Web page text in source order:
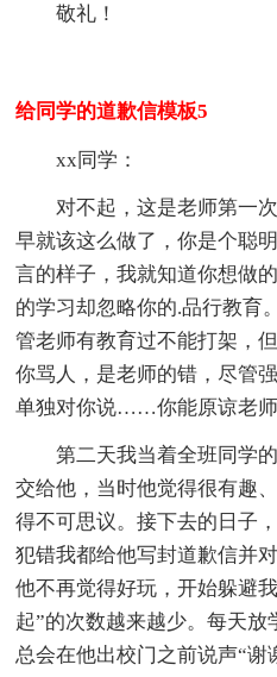
敬礼！
给同学的道歉信模板5
xx同学：
对不起，这是老师第一
早就该这么做了，你是个聪
言的样子，我就知道你想做
的学习却忽略你的.品行教育
管老师有教育过不能打架，
你骂人，是老师的错，尽管
单独对你说……你能原谅老
第二天我当着全班同学
交给他，当时他觉得很有趣
得不可思议。接下去的日子
犯错我都给他写封道歉信并
他不再觉得好玩，开始躲避
起”的次数越来越少。每天
总会在他出校门之前说声“谢